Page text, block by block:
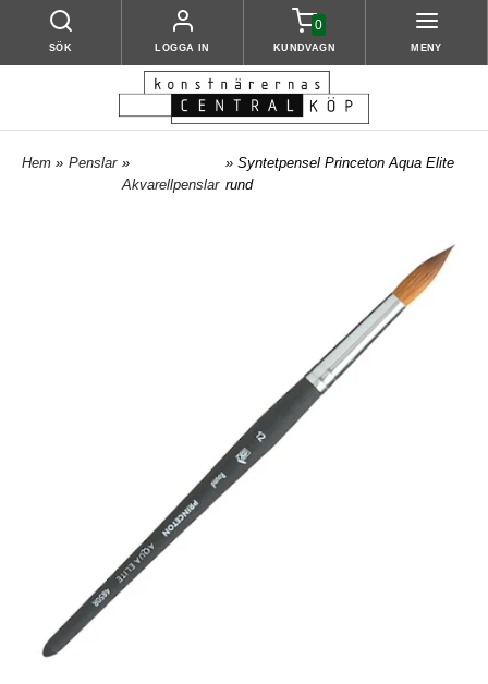
SÖK LOGGA IN
0
KUNDVAGN MENY
Hem » Penslar »
Akvarellpenslar
» Syntetpensel Princeton Aqua Elite
rund